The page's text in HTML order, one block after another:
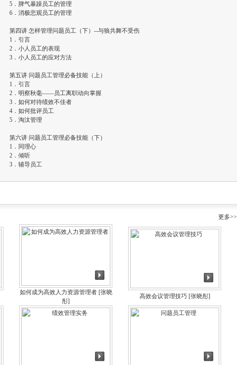
5．脾气暴躁员工的管理
6．消极悲观员工的管理
第四讲 怎样管理问题员工（下）--与狼共舞不受伤
1．引言
2．小人员工的表现
3．小人员工的应对方法
第五讲 问题员工管理必备技能（上）
1．引言
2．明察秋毫——员工离职动向掌握
3．如何对待绩效不佳者
4．如何批评员工
5．淘汰管理
第六讲 问题员工管理必备技能（下）
1．同理心
2．倾听
3．辅导员工
更多>>
如何成为高效人力资源管理者[张晓
彤]
高效会议管理技巧[张晓彤]